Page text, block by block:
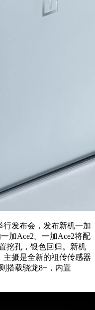
发布会，发布新机一加
加Ace2。一加Ace2将配
挖孔，银色回归。新机
主摄是全新的祖传传感器
搭载骁龙8+，内置